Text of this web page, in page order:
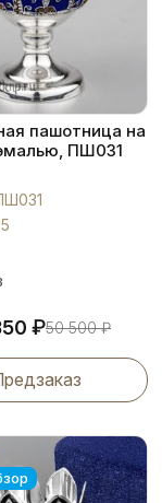
пашотница на
ПШ031
₽50 500₽